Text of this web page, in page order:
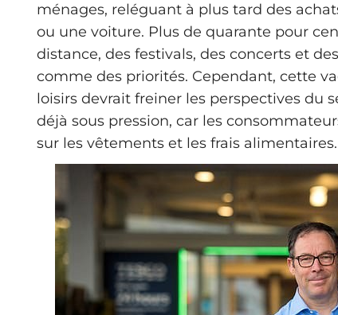
ménages, reléguant à plus tard des
ou une voiture. Plus de quarante pour
distance, des festivals, des concerts et
comme des priorités. Cependant, cette
loisirs devrait freiner les perspectives du
déjà sous pression, car les
sur les vêtements et les frais alimentaires.